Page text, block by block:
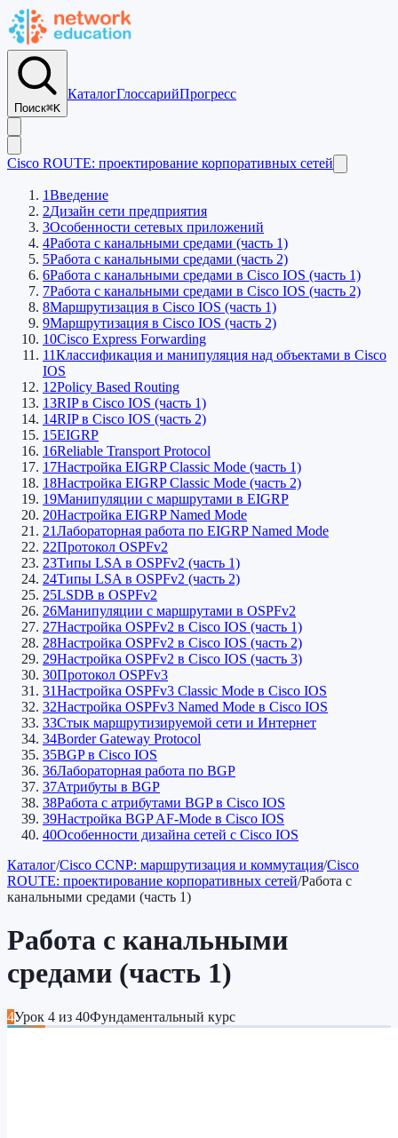
Поиск⌘K
КаталогГлоссарийПрогресс
Cisco ROUTE: проектирование корпоративных сетей
1Введение
2Дизайн сети предприятия
3Особенности сетевых приложений
4Работа с канальными средами (часть 1)
5Работа с канальными средами (часть 2)
6Работа с канальными средами в Cisco IOS (часть 1)
7Работа с канальными средами в Cisco IOS (часть 2)
8Маршрутизация в Cisco IOS (часть 1)
9Маршрутизация в Cisco IOS (часть 2)
10Cisco Express Forwarding
11Классификация и манипуляция над объектами в Cisco
IOS
12Policy Based Routing
13RIP в Cisco IOS (часть 1)
14RIP в Cisco IOS (часть 2)
15EIGRP
16Reliable Transport Protocol
17Настройка EIGRP Classic Mode (часть 1)
18Настройка EIGRP Classic Mode (часть 2)
19Манипуляции с маршрутами в EIGRP
20Настройка EIGRP Named Mode
21Лабораторная работа по EIGRP Named Mode
22Протокол OSPFv2
23Типы LSA в OSPFv2 (часть 1)
24Типы LSA в OSPFv2 (часть 2)
25LSDB в OSPFv2
26Манипуляции с маршрутами в OSPFv2
27Настройка OSPFv2 в Cisco IOS (часть 1)
28Настройка OSPFv2 в Cisco IOS (часть 2)
29Настройка OSPFv2 в Cisco IOS (часть 3)
30Протокол OSPFv3
31Настройка OSPFv3 Classic Mode в Cisco IOS
32Настройка OSPFv3 Named Mode в Cisco IOS
33Стык маршрутизируемой сети и Интернет
34Border Gateway Protocol
35BGP в Cisco IOS
36Лабораторная работа по BGP
37Атрибуты в BGP
38Работа с атрибутами BGP в Cisco IOS
39Настройка BGP AF-Mode в Cisco IOS
40Особенности дизайна сетей c Cisco IOS
Каталог/Cisco CCNP: маршрутизация и коммутация/Cisco
ROUTE: проектирование корпоративных сетей/Работа с
канальными средами (часть 1)
Работа с канальными
средами (часть 1)
4Урок 4 из 40Фундаментальный курс